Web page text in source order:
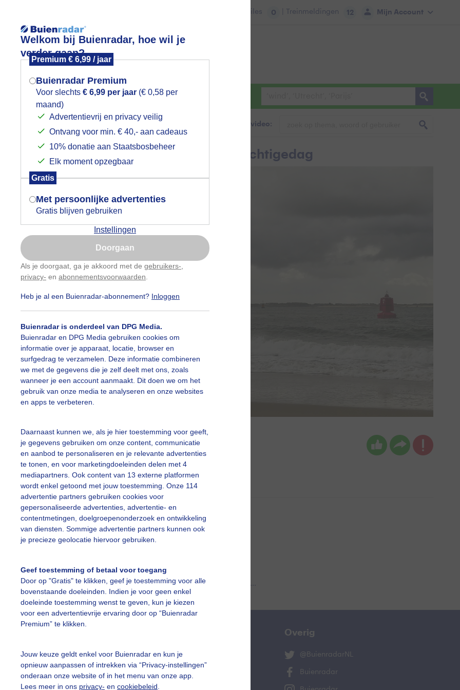
Welkom bij Buienradar, hoe wil je
verder gaan?
Premium € 6,99 / jaar
Buienradar Premium
Voor slechts € 6,99 per jaar (€ 0,58 per
maand)
Advertentievrij en privacy veilig
Ontvang voor min. € 40,- aan cadeaus
10% donatie aan Staatsbosbeheer
Elk moment opzegbaar
Gratis
Met persoonlijke advertenties
Gratis blijven gebruiken
Instellingen
Doorgaan
Als je doorgaat, ga je akkoord met de gebruikers-
privacy- en abonnementsvoorwaarden
Heb je al een Buienradar-abonnement? Inloggen
Buienradar is onderdeel van DPG Media.
Buienradar en DPG Media gebruiken cookies om
informatie over je apparaat, locatie, browser en
surfgedrag te verzamelen. Deze informatie combineren
we met de gegevens die je zelf deelt met ons, zoals
wanneer je een account aanmaakt. Dit doen we om het
gebruik van onze media te analyseren en onze websites
en apps te verbeteren.
Daarnaast kunnen we, als je hier toestemming voor geeft,
je gegevens gebruiken om onze content, communicatie
en aanbod te personaliseren en je relevante advertenties
te tonen, en voor marketingdoeleinden delen met 4
mediapartners. Ook content van 13 externe platformen
wordt enkel getoond met jouw toestemming. Onze 114
advertentie partners gebruiken cookies voor
gepersonaliseerde advertenties, advertentie- en
contentmetingen, doelgroepenonderzoek en ontwikkeling
van diensten. Sommige advertentie partners kunnen ook
je precieze geolocatie hiervoor gebruiken.
Geef toestemming of betaal voor toegang
Door op "Gratis" te klikken, geef je toestemming voor alle
bovenstaande doeleinden. Indien je voor geen enkel
doeleinde toestemming wenst te geven, kun je kiezen
voor een advertentievrije ervaring door op “Buienradar
Premium” te klikken.
Jouw keuze geldt enkel voor Buienradar en kun je
opnieuw aanpassen of intrekken via “Privacy-instellingen”
onderaan onze website of in het menu van onze app.
Lees meer in ons privacy- en cookiebeleid
Mijn Account
Files 0 | Treinmeldingen 12
Foto en video Weerzine
Zoeken in foto & video:
/ regenwolken /herfstachtigedag
ria brasser Gemaakt: 16-09-2022, 248x bekeken
Regenwolken Herfstachtigedag
slideshow
Een moment geduld aub...
vragen
De Bilt
Overig
@BuienradarNL
Buienradar
Mogen we je locatie gebruiken voor
het weer?
Indien je hier nog geen akkoord op hebt
gegeven, verschijnt er zo een pop-up uit
je browser waarin deze toestemming
gevraagd wordt.
Is goed, toon de popup
Nu niet, misschien later
Gebruik je Safari en wil je niet elke dag deze pop-up
Klikhierom dit aan te passen